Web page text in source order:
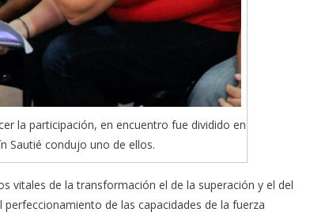
la participación, en encuentro fue dividido en
Sautié condujo uno de ellos.
vitales de la transformación el de la superación y el del
perfeccionamiento de las capacidades de la fuerza